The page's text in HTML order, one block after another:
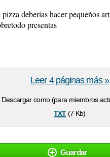
deberías hacer pequeños
presentas
Descargar como (para miembros
txt(7 Kb)
Leer 4 páginas más »
Guardar